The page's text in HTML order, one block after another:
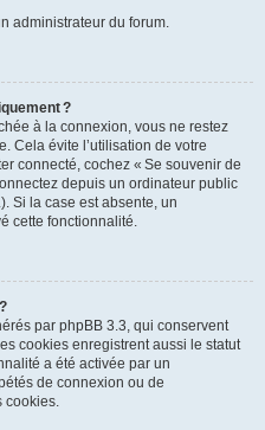
administrateur du forum.
?
à la connexion, vous ne restez
Cela évite l’utilisation de votre
connecté, cochez « Se souvenir de
depuis un ordinateur public
Si la case est absente, un
cette fonctionnalité.
par phpBB 3.3, qui conservent
cookies enregistrent aussi le statut
a été activée par un
de connexion ou de
cookies.